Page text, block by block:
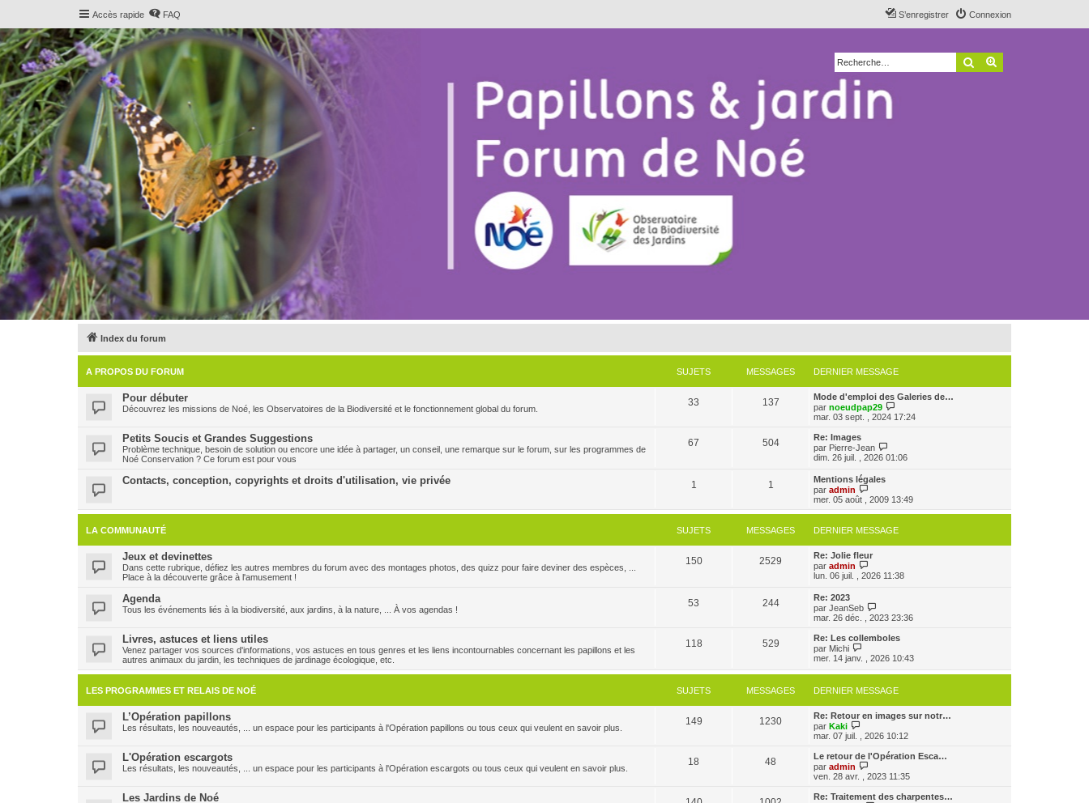
Accès rapide FAQ Connexion
S’enregistrer
Rechercher
Index du forum
A PROPOS DU FORUM SUJETS MESSAGES DERNIER MESSAGE
Pour débuter
Découvrez les missions de Noé, les Observatoires de la Biodiversité et le fonctionnement global du forum.
33 137
Mode d'emploi des Galeries de…
par noeudpap29
o
e
d
i
e
m
a
g
mar. 03 sept. , 2024 17:24
Petits Soucis et Grandes Suggestions
Problème technique, besoin de solution ou encore une idée à partager, un conseil, une remarque sur le forum, sur les programmes de
Noé Conservation ? Ce forum est pour vous
67 504
Re: Images
par Pierre-Jean
o
e
d
e
n
m
e
g
dim. 26 juil. , 2026 01:06
Contacts, conception, copyrights et droits d'utilisation, vie privée 1 1
Mentions légales
par admin
o
r
l
e
d
e
n
r
m
e
s
a
g
e
mer. 05 août , 2009 13:49
LA COMMUNAUTÉ SUJETS MESSAGES DERNIER MESSAGE
Jeux et devinettes
Dans cette rubrique, défiez les autres membres du forum avec des montages photos, des quizz pour faire deviner des espèces, ...
Place à la découverte grâce à l'amusement !
150 2529
Re: Jolie fleur
par admin
o
l
e
d
r
i
e
m
s
g
lun. 06 juil. , 2026 11:38
Agenda
Tous les événements liés à la biodiversité, aux jardins, à la nature, ... À vos agendas !
53 244
Re: 2023
par JeanSeb
o
r
e
d
e
n
e
m
e
s
s
a
g
mar. 26 déc. , 2023 23:36
Livres, astuces et liens utiles
Venez partager vos sources d'informations, vos astuces en tous genres et les liens incontournables concernant les papillons et les
autres animaux du jardin, les techniques de jardinage écologique, etc.
118 529
Re: Les collemboles
par Michi
r
l
e
d
e
n
e
r
m
e
mer. 14 janv. , 2026 10:43
LES PROGRAMMES ET RELAIS DE NOÉ SUJETS MESSAGES DERNIER MESSAGE
L’Opération papillons
Les résultats, les nouveautés, ... un espace pour les participants à l'Opération papillons ou tous ceux qui veulent en savoir plus.
149 1230
Re: Retour en images sur notr…
par Kaki
o
r
l
e
d
mar. 07 juil. , 2026 10:12
L'Opération escargots
Les résultats, les nouveautés, ... un espace pour les participants à l'Opération escargots ou tous ceux qui veulent en savoir plus.
18 48
Le retour de l'Opération Esca…
par admin
o
r
ven. 28 avr. , 2023 11:35
Les Jardins de Noé
Re: Traitement des charpentes…